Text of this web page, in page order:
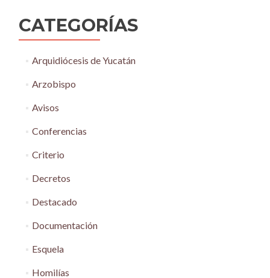
CATEGORÍAS
Arquidiócesis de Yucatán
Arzobispo
Avisos
Conferencias
Criterio
Decretos
Destacado
Documentación
Esquela
Homilías